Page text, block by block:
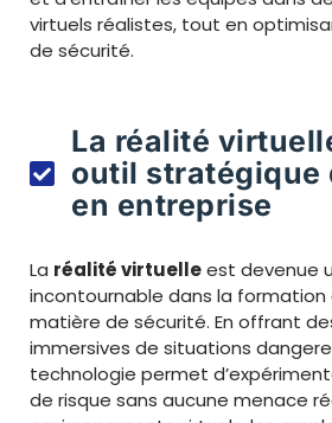
virtuels réalistes, tout en
de sécurité.
La réalité
outil stratégique
en entreprise
La réalité virtuelleest devenue
incontournable dans la formation
matière de sécurité. En offrant
immersives de situations
technologie permet
de risque sans aucune menace